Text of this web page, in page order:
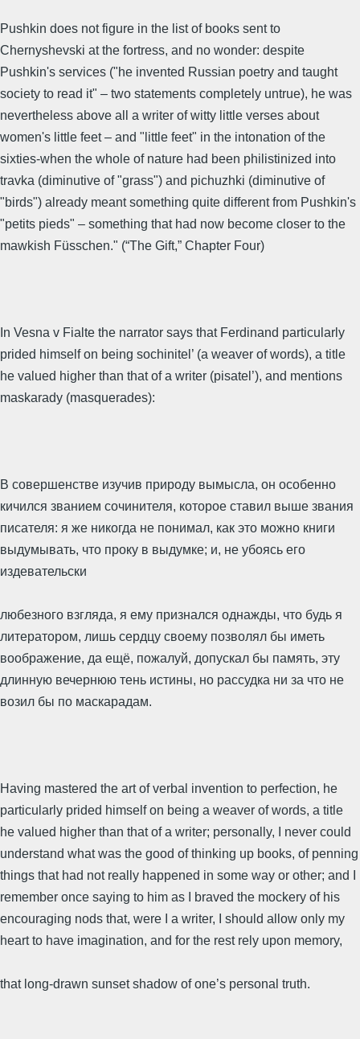
Pushkin does not figure in the list of books sent to
Chernyshevski at the fortress, and no wonder: despite
Pushkin's services ("he invented Russian poetry and taught
society to read it" – two statements completely untrue), he was
nevertheless above all a writer of witty little verses about
women's little feet – and "little feet" in the intonation of the
sixties-when the whole of nature had been philistinized into
travka (diminutive of "grass") and pichuzhki (diminutive of
"birds") already meant something quite different from Pushkin's
"petits pieds" – something that had now become closer to the
mawkish Füsschen." (“The Gift,” Chapter Four)
In Vesna v Fialte the narrator says that Ferdinand particularly
prided himself on being sochinitel’ (a weaver of words), a title
he valued higher than that of a writer (pisatel’), and mentions
maskarady (masquerades):
В совершенстве изучив природу вымысла, он особенно
кичился званием сочинителя, которое ставил выше звания
писателя: я же никогда не понимал, как это можно книги
выдумывать, что проку в выдумке; и, не убоясь его
издевательски
любезного взгляда, я ему признался однажды, что будь я
литератором, лишь сердцу своему позволял бы иметь
воображение, да ещё, пожалуй, допускал бы память, эту
длинную вечернюю тень истины, но рассудка ни за что не
возил бы по маскарадам.
Having mastered the art of verbal invention to perfection, he
particularly prided himself on being a weaver of words, a title
he valued higher than that of a writer; personally, I never could
understand what was the good of thinking up books, of penning
things that had not really happened in some way or other; and I
remember once saying to him as I braved the mockery of his
encouraging nods that, were I a writer, I should allow only my
heart to have imagination, and for the rest rely upon memory,
that long-drawn sunset shadow of one’s personal truth.